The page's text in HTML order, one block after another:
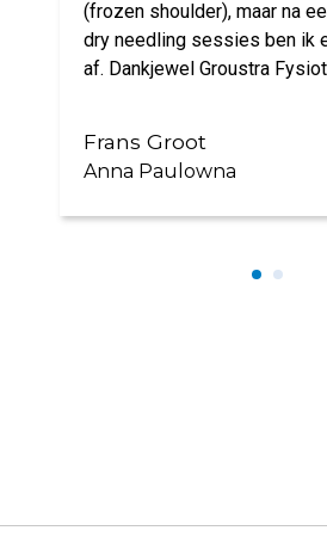
(frozen shoulder), maar na
dry needling sessies ben ik
af. Dankjewel Groustra
Frans Groot
Anna Paulowna